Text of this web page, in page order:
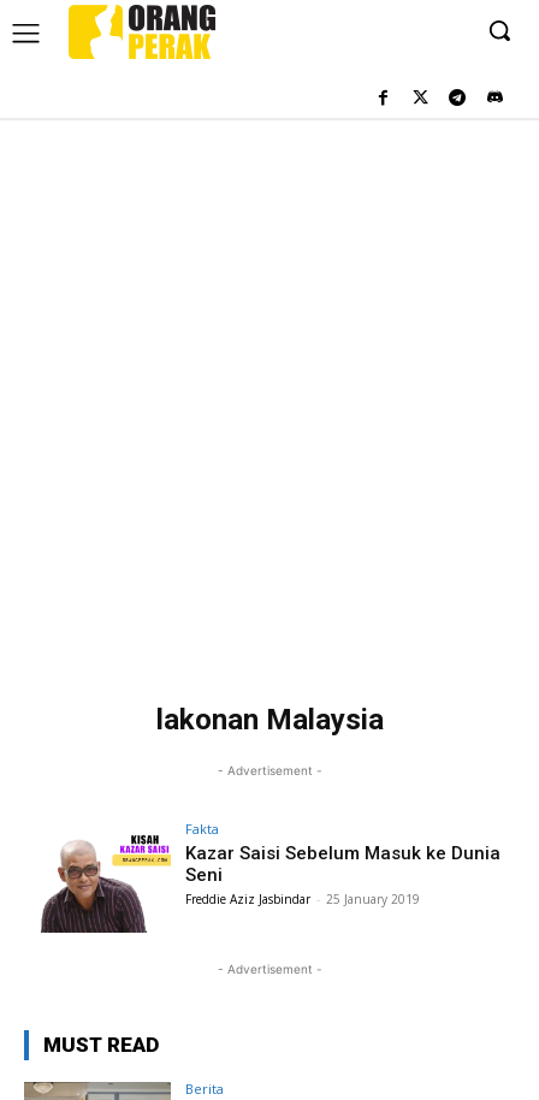
lakonan Malaysia
- Advertisement -
Fakta
Kazar Saisi Sebelum Masuk ke Dunia
Seni
Freddie Aziz Jasbindar - 25 January 2019
- Advertisement -
MUST READ
Berita